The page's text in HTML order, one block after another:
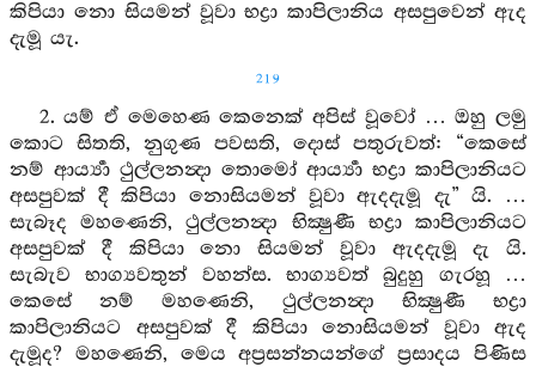
කිපියා නො සියමන් වූවා භද්‍රා කාපිලානිය අසපුවෙන් ඇද
දැමූ යැ.
219
2. යම් ඒ මෙහෙණ කෙනෙක් අපිස් වූවෝ … ඔහු ලමු
කොට සිතති, නුගුණ පවසති, දොස් පතුරුවත්: “කෙසේ
නම් ආර්‍ය්‍යා ථුල්ලනන්‍දා තොමෝ ආර්‍ය්‍යා භද්‍රා කාපිලානියට
අසපුවක් දී කිපියා නොසියමන් වූවා ඇදදැමූ දැ” යි. …
සැබෑද මහණෙනි, ථුල්ලනන්‍දා භික්‍ෂුණී භද්‍රා කාපිලානියට
අසපුවක් දී කිපියා නො සියමන් වූවා ඇදදැමූ දැ යි.
සැබැව භාග්‍යවතුන් වහන්ස. භාග්‍යවත් බුදුහු ගැරහූ …
කෙසේ නම් මහණෙනි, ථුල්ලනන්‍දා භික්‍ෂුණී භද්‍රා
කාපිලානියට අසපුවක් දී කිපියා නොසියමන් වූවා ඇද
දැමූද? මහණෙනි, මෙය අප්‍රසන්නයන්ගේ ප්‍රසාදය පිණිස